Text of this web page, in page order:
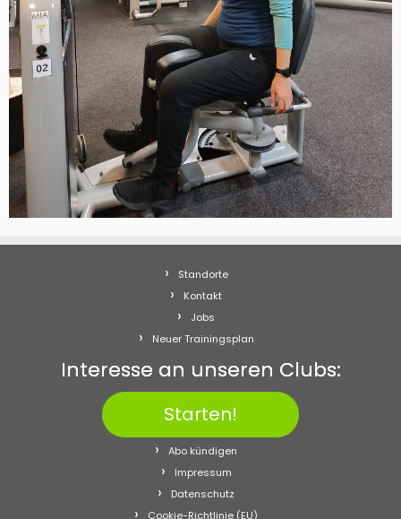
Standorte
Kontakt
Jobs
Neuer Trainingsplan
Interesse an unseren Clubs:
Starten!
Abo kündigen
Impressum
Datenschutz
Cookie-Richtlinie (EU)